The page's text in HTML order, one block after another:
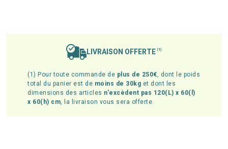
LIVRAISON OFFERTE (1)
(1) Pour toute commande de plus de 250€, dont le poids
total du panier est de moins de 30kg et dont les
dimensions des articles n'excèdent pas 120(L) x 60(l)
x 60(h) cm, la livraison vous sera offerte.